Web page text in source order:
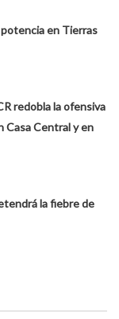
en Tierras
redobla la ofensiva
Casa Central y en
la fiebre de